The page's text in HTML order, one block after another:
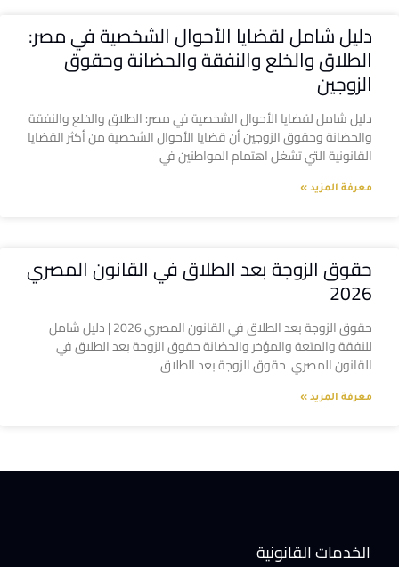
دليل شامل لقضايا الأحوال الشخصية في مصر:
الطلاق والخلع والنفقة والحضانة وحقوق
الزوجين
دليل شامل لقضايا الأحوال الشخصية في مصر: الطلاق والخلع والنفقة
والحضانة وحقوق الزوجين أن قضايا الأحوال الشخصية من أكثر القضايا
القانونية التي تشغل اهتمام المواطنين في
معرفة المزيد »
حقوق الزوجة بعد الطلاق في القانون المصري
2026
حقوق الزوجة بعد الطلاق في القانون المصري 2026 | دليل شامل
للنفقة والمتعة والمؤخر والحضانة حقوق الزوجة بعد الطلاق في
القانون المصري حقوق الزوجة بعد الطلاق
معرفة المزيد »
الخدمات القانونية